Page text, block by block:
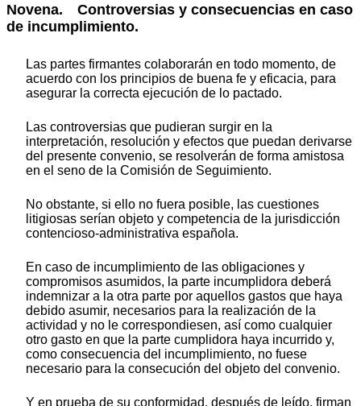
Novena. Controversias y consecuencias en caso
de incumplimiento.
Las partes firmantes colaborarán en todo momento, de
acuerdo con los principios de buena fe y eficacia, para
asegurar la correcta ejecución de lo pactado.
Las controversias que pudieran surgir en la
interpretación, resolución y efectos que puedan derivarse
del presente convenio, se resolverán de forma amistosa
en el seno de la Comisión de Seguimiento.
No obstante, si ello no fuera posible, las cuestiones
litigiosas serían objeto y competencia de la jurisdicción
contencioso-administrativa española.
En caso de incumplimiento de las obligaciones y
compromisos asumidos, la parte incumplidora deberá
indemnizar a la otra parte por aquellos gastos que haya
debido asumir, necesarios para la realización de la
actividad y no le correspondiesen, así como cualquier
otro gasto en que la parte cumplidora haya incurrido y,
como consecuencia del incumplimiento, no fuese
necesario para la consecución del objeto del convenio.
Y en prueba de su conformidad, después de leído, firman